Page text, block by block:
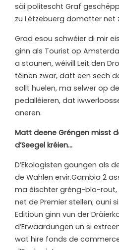
säi politescht Graf
zu Lëtzebuerg domatter net
Grad esou schwéier di mir
ginn als Tourist op
a staunen, wéivill Leit den
téinen zwar, datt een sech
sollt huelen, ma selwer op
pedalléieren, dat
aneren.
Matt deene Gréngen misst
d’Seegel kréien…
D’Ekologisten goungen als
de Wahlen ervir.Gambia 2
ma éischter gréng-blo-rout,
net de Premier stellen; ouni
Editioun ginn vun der
d’Erwaardungen un si
wat hire fonds de